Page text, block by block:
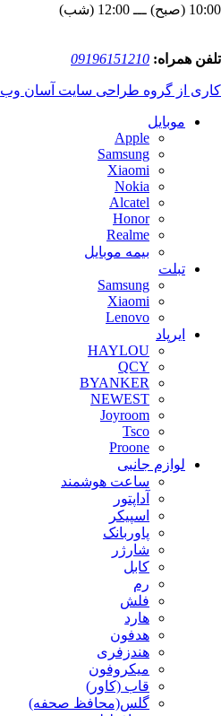
10:00 (صبح) ـــ 12:00 (شب)
تلفن همراه: 09196151210
کاری از گروه طراحی سایت آسان وب
موبایل
Apple
Samsung
Xiaomi
Nokia
Alcatel
Honor
Realme
بیمه موبایل
تبلت
Samsung
Xiaomi
Lenovo
ایرپاد
HAYLOU
QCY
BYANKER
NEWEST
Joyroom
Tsco
Proone
لوازم جانبی
ساعت هوشمند
آداپتور
اسپیکر
پاوربانک
شارژر
کابل
رم
فلش
هارد
هدفون
هندزفری
میکروفون
قاب (کاور)
گلس(محافظ صحفه)